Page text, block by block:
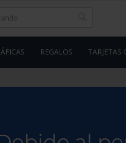
REGALOS TARJETAS